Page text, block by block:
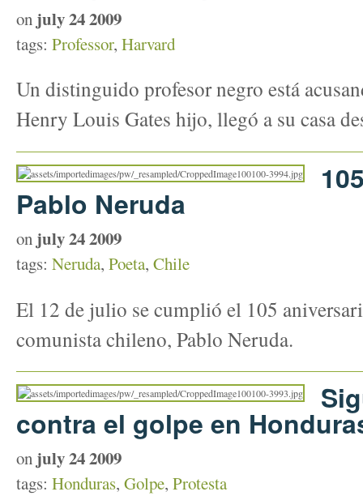
on july 24 2009
tags: Professor, Harvard
Un distinguido profesor negro está
Henry Louis Gates hijo, llegó a su casa
Pablo Neruda
on july 24 2009
tags: Neruda, Poeta, Chile
El 12 de julio se cumplió el 105
comunista chileno, Pablo Neruda.
contra el golpe en
on july 24 2009
tags: Honduras, Golpe, Protesta